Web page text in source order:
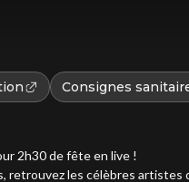
Consignes
2h30 de fête en live !
les célèbres artistes